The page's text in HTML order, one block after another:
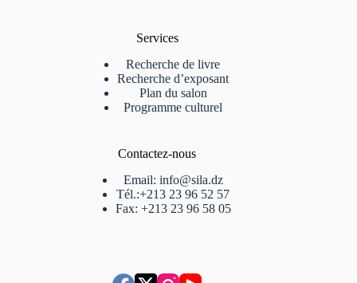
Services
Recherche de livre
Recherche d’exposant
Plan du salon
Programme culturel
Contactez-nous
Email: info@sila.dz
Tél.:+213 23 96 52 57
Fax: +213 23 96 58 05